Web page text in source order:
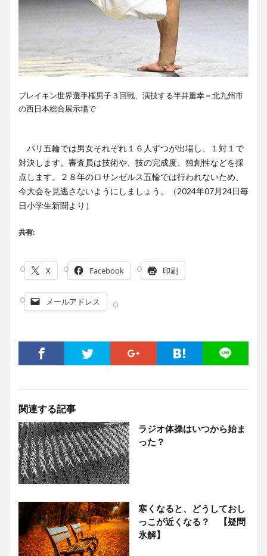
ブレイキン世界選手権男子３回戦、演技する半井重幸＝北九州市
の西日本総合展示場で
パリ五輪では男女それぞれ１６人ずつが出場し、１対１で
対決します。審査員は技術や、技の完成度、独創性などを採
点します。２８年のロサンゼルス五輪では行われないため、
今大会を見逃さないようにしましょう。（2024年07月24日毎
日小学生新聞より）
共有:
X Facebook 印刷
メールアドレス
関連する記事
ラジオ体操はいつから始ま
った？
寒くなると、どうしておし
っこが近くなる？ 【疑問
氷解】